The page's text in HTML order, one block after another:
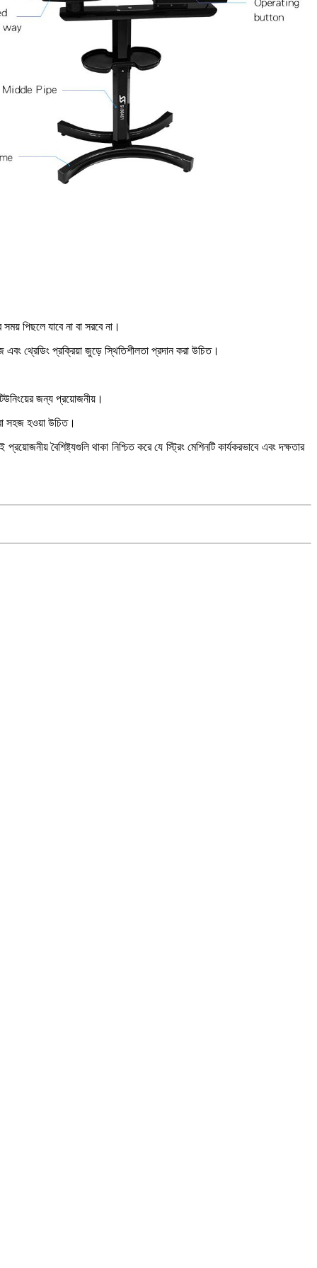
পিছলে যাবে না বা সরবে না।
এবং থ্রেডিং প্রক্রিয়া জুড়ে স্থিতিশীলতা প্রদান করা উচিত।
জন্য প্রয়োজনীয়।
সহজ হওয়া উচিত।
বৈশিষ্ট্যগুলি থাকা নিশ্চিত করে যে স্ট্রিং মেশিনটি কার্যকরভাবে এবং দক্ষতার